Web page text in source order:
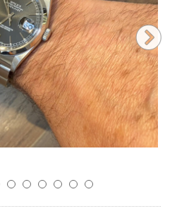
5 6 7 8 9 10